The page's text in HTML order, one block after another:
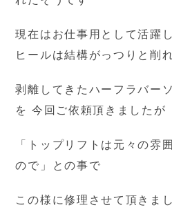
現在はお仕事用として活躍
ヒールは結構がっつりと削
剥離してきたハーフラバー
を 今回ご依頼頂きましたが
「トップリフトは元々の雰
ので」との事で
この様に修理させて頂きま